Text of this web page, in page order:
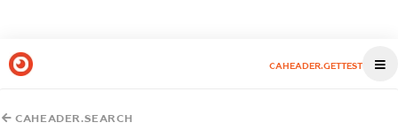
CAHEADER.GETTEST
CAHEADER.SEARCH